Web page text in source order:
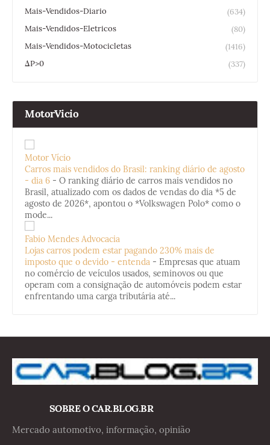
Mais-Vendidos-Diario
(634)
Mais-Vendidos-Eletricos
(80)
Mais-Vendidos-Motocicletas
(1416)
ΔP>0
(337)
MotorVicio
Motor Vício
Carros mais vendidos do Brasil: ranking diário de agosto
- dia 6 - O ranking diário de carros mais vendidos no
Brasil, atualizado com os dados de vendas do dia *5 de
agosto de 2026*, apontou o *Volkswagen Polo* como o
mode...
Fabio Mendes Advocacia
Lojas carros podem estar pagando 230% mais de
imposto que o devido - entenda - Empresas que atuam
no comércio de veículos usados, seminovos ou que
operam com a consignação de automóveis podem estar
enfrentando uma carga tributária até...
SOBRE O CAR.BLOG.BR
Mercado automotivo, informação, opinião